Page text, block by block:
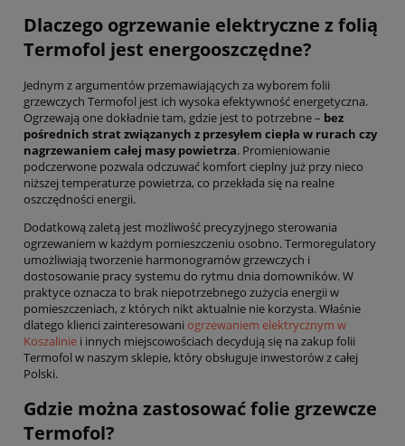
Dlaczego ogrzewanie elektryczne z folią
Termofol jest energooszczędne?
Jednym z argumentów przemawiających za wyborem folii
grzewczych Termofol jest ich wysoka efektywność energetyczna.
Ogrzewają one dokładnie tam, gdzie jest to potrzebne – bez
pośrednich strat związanych z przesyłem ciepła w rurach czy
nagrzewaniem całej masy powietrza. Promieniowanie
podczerwone pozwala odczuwać komfort cieplny już przy nieco
niższej temperaturze powietrza, co przekłada się na realne
oszczędności energii.
Dodatkową zaletą jest możliwość precyzyjnego sterowania
ogrzewaniem w każdym pomieszczeniu osobno. Termoregulatory
umożliwiają tworzenie harmonogramów grzewczych i
dostosowanie pracy systemu do rytmu dnia domowników. W
praktyce oznacza to brak niepotrzebnego zużycia energii w
pomieszczeniach, z których nikt aktualnie nie korzysta. Właśnie
dlatego klienci zainteresowani ogrzewaniem elektrycznym w
Koszalinie i innych miejscowościach decydują się na zakup folii
Termofol w naszym sklepie, który obsługuje inwestorów z całej
Polski.
Gdzie można zastosować folie grzewcze
Termofol?